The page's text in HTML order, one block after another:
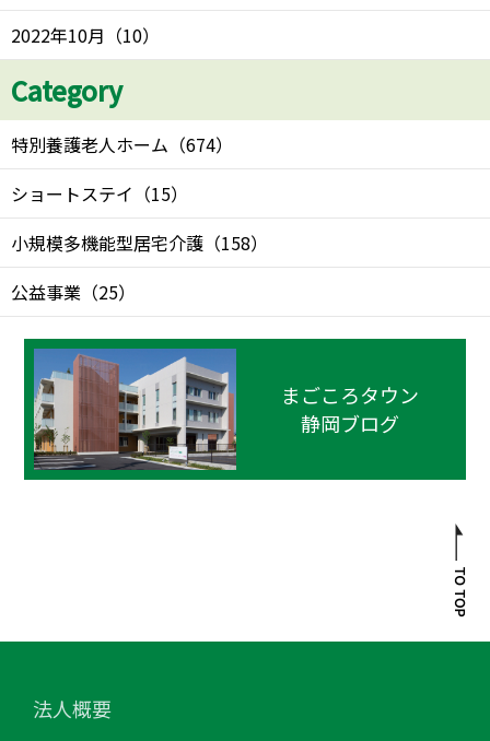
2022年10月 （10）
Category
特別養護老人ホーム （674）
ショートステイ （15）
小規模多機能型居宅介護 （158）
公益事業 （25）
まごころタウン
静岡ブログ
法人概要